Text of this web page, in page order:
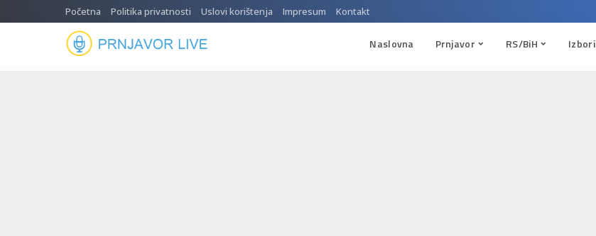
Početna Politika privatnosti Uslovi korištenja Impresum Kontakt
Naslovna Prnjavor RS/BiH Izbori